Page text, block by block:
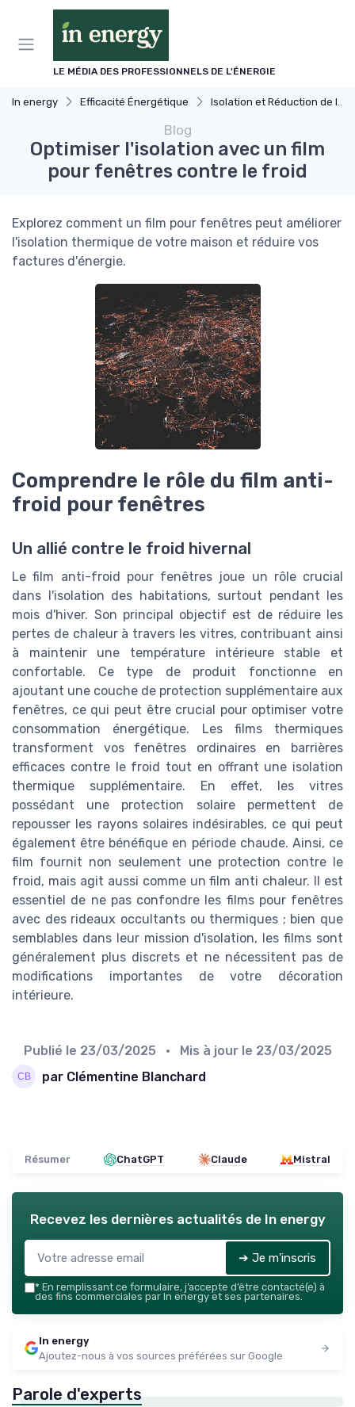
LE MÉDIA DES PROFESSIONNELS DE L'ÉNERGIE
In energy Efficacité Énergétique Isolation et Réduction de la Consommation
Blog
Optimiser l'isolation avec un film
pour fenêtres contre le froid
Explorez comment un film pour fenêtres peut améliorer
l'isolation thermique de votre maison et réduire vos
factures d'énergie.
Comprendre le rôle du film anti-
froid pour fenêtres
Un allié contre le froid hivernal
Le film anti-froid pour fenêtres joue un rôle crucial
dans l'isolation des habitations, surtout pendant les
mois d'hiver. Son principal objectif est de réduire les
pertes de chaleur à travers les vitres, contribuant ainsi
à maintenir une température intérieure stable et
confortable. Ce type de produit fonctionne en
ajoutant une couche de protection supplémentaire aux
fenêtres, ce qui peut être crucial pour optimiser votre
consommation énergétique. Les films thermiques
transforment vos fenêtres ordinaires en barrières
efficaces contre le froid tout en offrant une isolation
thermique supplémentaire. En effet, les vitres
possédant une protection solaire permettent de
repousser les rayons solaires indésirables, ce qui peut
également être bénéfique en période chaude. Ainsi, ce
film fournit non seulement une protection contre le
froid, mais agit aussi comme un film anti chaleur. Il est
essentiel de ne pas confondre les films pour fenêtres
avec des rideaux occultants ou thermiques ; bien que
semblables dans leur mission d'isolation, les films sont
généralement plus discrets et ne nécessitent pas de
modifications importantes de votre décoration
intérieure.
Publié le 23/03/2025 • Mis à jour le 23/03/2025
par Clémentine Blanchard
Résumer ChatGPT Claude Mistral
Recevez les dernières actualités de In energy
➔ Je m'inscris
* En remplissant ce formulaire, j’accepte d’être contacté(e) à
des fins commerciales par In energy et ses partenaires.
In energy
Ajoutez-nous à vos sources préférées sur Google
Parole d'experts
Panneau de gestion des cookies